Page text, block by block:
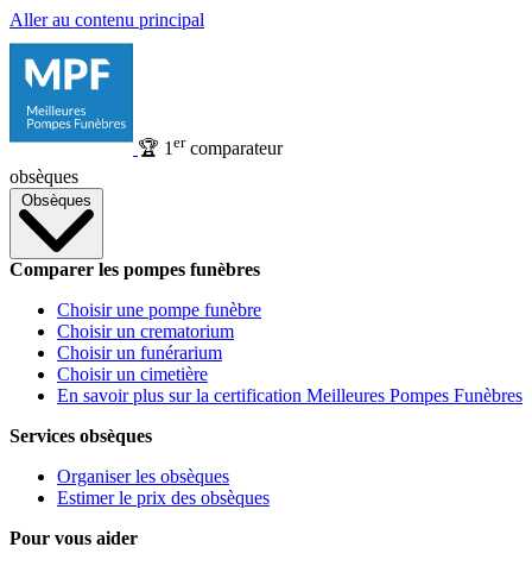
Aller au contenu principal
🏆 1 ercomparateur
obsèques
Obsèques
Comparer les pompes funèbres
Choisir une pompe funèbre
Choisir un crematorium
Choisir un funérarium
Choisir un cimetière
En savoir plus sur la certification Meilleures Pompes Funèbres
Services obsèques
Organiser les obsèques
Estimer le prix des obsèques
Pour vous aider